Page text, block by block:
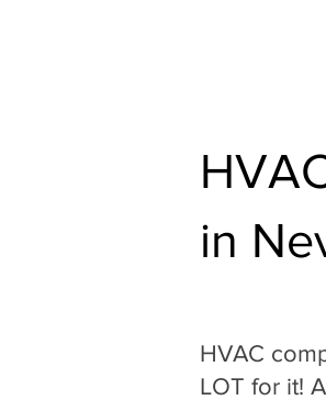
in
HVAC
LOT for it!